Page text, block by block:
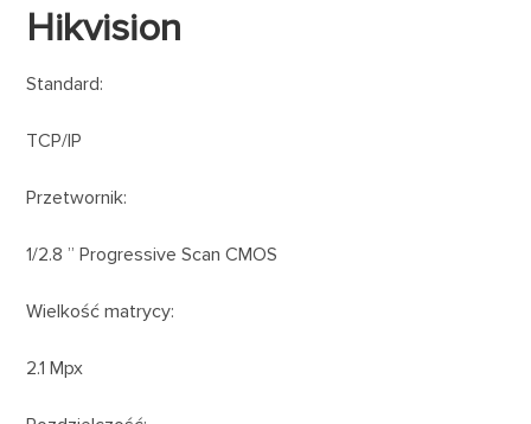
Hikvision
Standard:
TCP/IP
Przetwornik:
1/2.8 ” Progressive Scan CMOS
Wielkość matrycy:
2.1 Mpx